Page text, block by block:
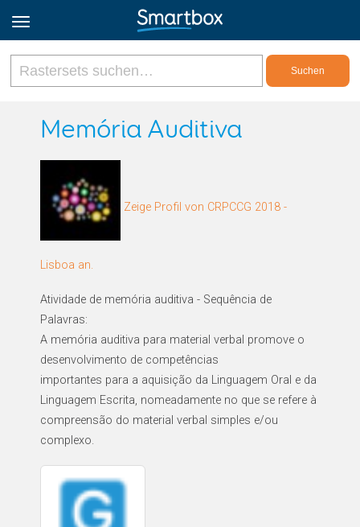
Online Grids
Registrieren
Memória Auditiva
Zeige Profil von CRPCCG 2018 -
Lisboa an.
Atividade de memória auditiva - Sequência de
Palavras:
A memória auditiva para material verbal promove o
desenvolvimento de competências
importantes para a aquisição da Linguagem Oral e da
Linguagem Escrita, nomeadamente no que se refere à
compreensão do material verbal simples e/ou
complexo.